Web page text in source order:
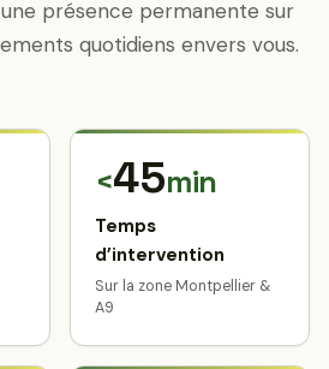
présence permanente sur
quotidiens envers vous.
<45min
Temps
d’intervention
Sur la zone Montpellier &
A9